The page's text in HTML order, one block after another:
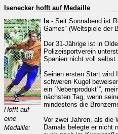
Isenecker hofft auf Medaille
Hofft auf
eine
Medaille:
ls - Seit Sonnabend ist
Games“ (Weltspiele der
Der 31-Jährige ist in
Polizeisportverein
Spanien nicht voll selbst
Seinen ersten Start wird
schweren Kugel
ein ´Nebenprodukt´“,
nächsten Tag, wenn
mindestens die
Vor zwei Jahren, als die
Damals belegte er nicht